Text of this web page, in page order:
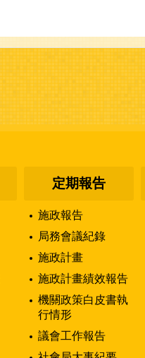
定期報告
施政報告
局務會議紀錄
施政計畫
施政計畫績效報告
機關政策白皮書執
行情形
議會工作報告